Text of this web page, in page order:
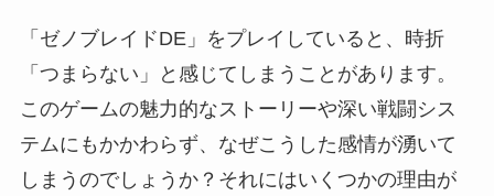
「ゼノブレイドDE」をプレイしていると、時折
「つまらない」と感じてしまうことがあります。
このゲームの魅力的なストーリーや深い戦闘シス
テムにもかかわらず、なぜこうした感情が湧いて
しまうのでしょうか？それにはいくつかの理由が